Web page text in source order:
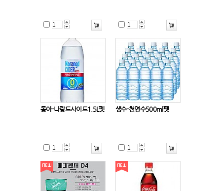
동아-나랑드사이드1.5L펫 생수-천연수500ml펫